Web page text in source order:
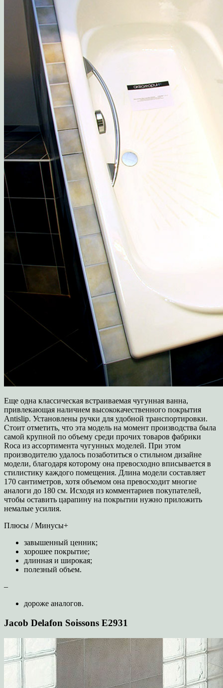
Еще одна классическая встраиваемая чугунная ванна,
привлекающая наличием высококачественного покрытия
Antislip. Установлены ручки для удобной транспортировки.
Стоит отметить, что эта модель на момент производства была
самой крупной по объему среди прочих товаров фабрики
Roca из ассортимента чугунных моделей. При этом
производителю удалось позаботиться о стильном дизайне
модели, благодаря которому она превосходно вписывается в
стилистику каждого помещения. Длина модели составляет
170 сантиметров, хотя объемом она превосходит многие
аналоги до 180 см. Исходя из комментариев покупателей,
чтобы оставить царапину на покрытии нужно приложить
немалые усилия.
Плюсы / Минусы+
завышенный ценник;
хорошее покрытие;
длинная и широкая;
полезный объем.
–
дороже аналогов.
Jacob Delafon Soissons E2931